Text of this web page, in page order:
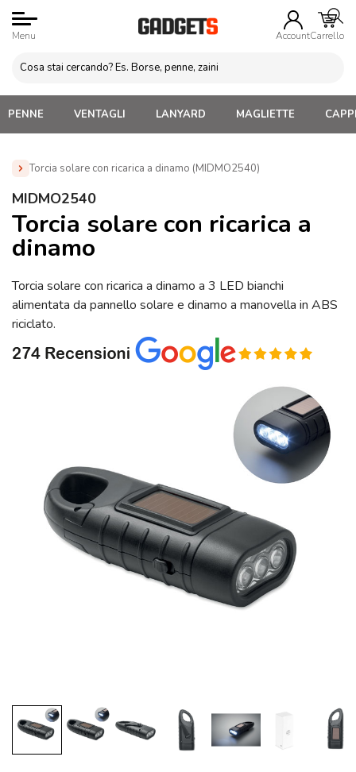
Menu AccountCarrello
PENNE VENTAGLI LANYARD MAGLIETTE
Torcia solare con ricarica a dinamo (MIDMO2540)
Home » Attrezzi da lavoro Personalizzati
(MIDMO2540)
MIDMO2540
Torcia solare con ricarica a
dinamo
Torcia solare con ricarica a dinamo a 3 LED bianchi
alimentata da pannello solare e dinamo a manovella in ABS
riciclato.